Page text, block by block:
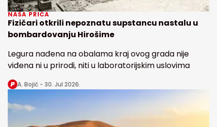
NAŠA PRIČA
Fizičari otkrili nepoznatu supstancu nastalu u
bombardovanju Hirošime
Legura nađena na obalama kraj ovog grada nije
viđena ni u prirodi, niti u laboratorijskim uslovima
A. Bojić - 30. Jul 2026.